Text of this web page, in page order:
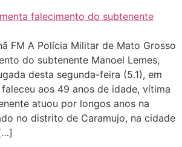
FM A Polícia Militar de Mato Grosso
do subtenente Manoel Lemes,
desta segunda-feira (5.1), em
aos 49 anos de idade, vítima
atuou por longos anos na
no distrito de Caramujo, na cidade